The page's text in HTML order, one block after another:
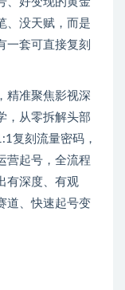
、没天赋，而是
一套可直接复刻
精准聚焦影视深
，从零拆解头部
复刻流量密码，
营起号，全流程
有深度、有观
道、快速起号变